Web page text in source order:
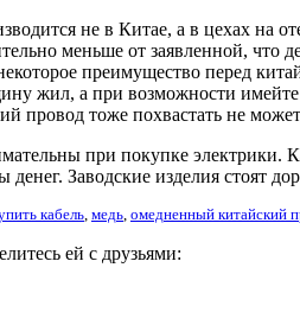
не в Китае, а в цехах на
меньше от заявленной, что
преимущество перед
жил, а при возможности имейте
провод тоже похвастать не
при покупке электрики.
Заводские изделия стоят
кабель, медь, омедненный китайский
ей с друзьями: